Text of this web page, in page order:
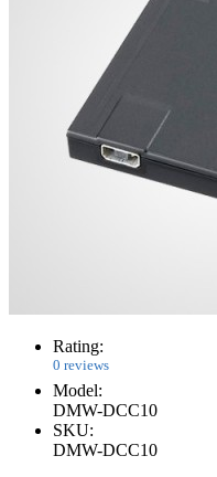
Rating:
0 reviews
Model:
DMW-DCC10
SKU:
DMW-DCC10